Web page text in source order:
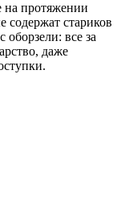
на протяжении
стариков
все за
даже